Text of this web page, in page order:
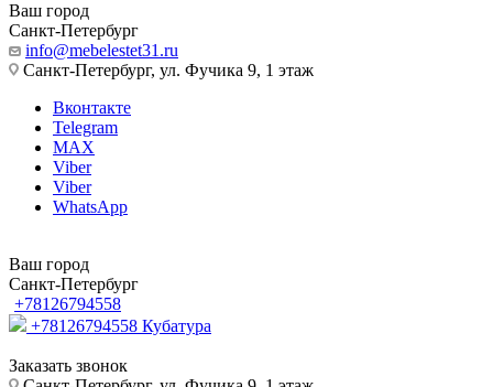
Ваш город
Санкт-Петербург
info@mebelestet31.ru
Санкт-Петербург, ул. Фучика 9, 1 этаж
Вконтакте
Telegram
MAX
Viber
Viber
WhatsApp
Ваш город
Санкт-Петербург
+78126794558
+78126794558 Кубатура
Заказать звонок